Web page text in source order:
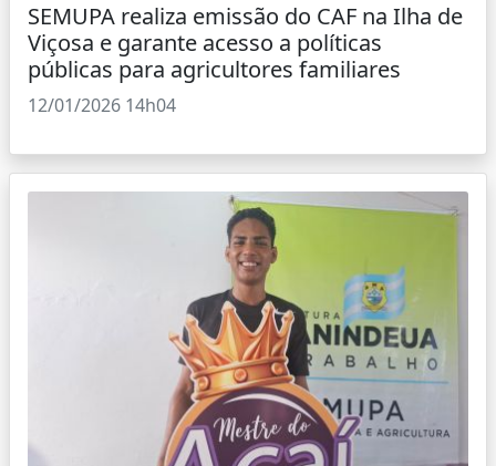
SEMUPA realiza emissão do CAF na Ilha de
Viçosa e garante acesso a políticas
públicas para agricultores familiares
12/01/2026 14h04